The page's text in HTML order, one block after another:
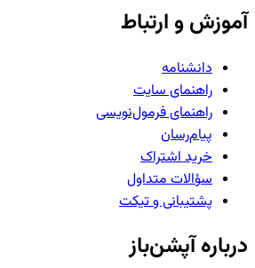
آموزش و ارتباط
دانشنامه
راهنمای سایت
راهنمای فرمول‌نویسی
پیام‌رسان
خرید اشتراک
سؤالات متداول
پشتیبانی و تیکت
درباره آپشن‌باز